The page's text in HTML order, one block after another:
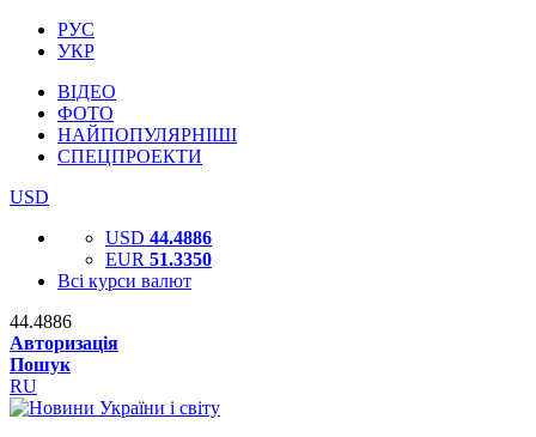
РУС
УКР
ВІДЕО
ФОТО
НАЙПОПУЛЯРНІШІ
СПЕЦПРОЕКТИ
USD
USD 44.4886
EUR 51.3350
Всі курси валют
44.4886
Авторизація
Пошук
RU